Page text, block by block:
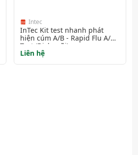
Intec
InTec Kit test nhanh phát
hiện cúm A/B - Rapid Flu A/B
Test (Dịch mũi)
Liên hệ